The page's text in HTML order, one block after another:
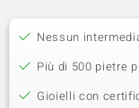
Nessun
Più di 500 pietre
Gioielli con